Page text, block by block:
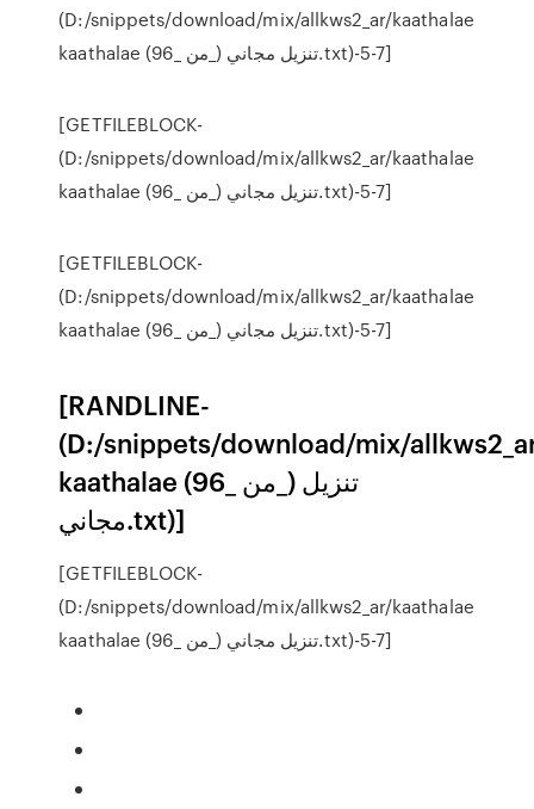
(D:/snippets/download/mix/allkws2_ar/kaathalae
kaathalae (من _96_) تنزيل مجاني.txt)-5-7]
[GETFILEBLOCK-
(D:/snippets/download/mix/allkws2_ar/kaathalae
kaathalae (من _96_) تنزيل مجاني.txt)-5-7]
[GETFILEBLOCK-
(D:/snippets/download/mix/allkws2_ar/kaathalae
kaathalae (من _96_) تنزيل مجاني.txt)-5-7]
[RANDLINE-
(D:/snippets/download/mix/
kaathalae (من _96_) تنزيل
مجاني.txt)]
[GETFILEBLOCK-
(D:/snippets/download/mix/allkws2_ar/kaathalae
kaathalae (من _96_) تنزيل مجاني.txt)-5-7]